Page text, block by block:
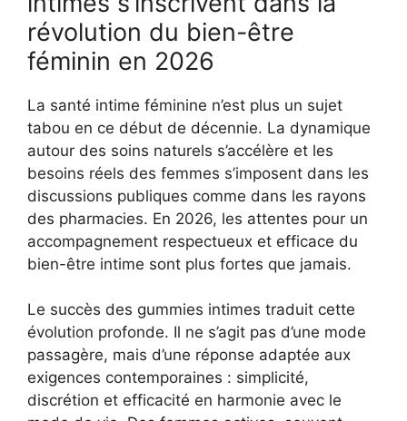
révolution du bien-être
féminin en 2026
La santé intime féminine n’est plus un sujet
tabou en ce début de décennie. La dynamique
autour des soins naturels s’accélère et les
besoins réels des femmes s’imposent dans les
discussions publiques comme dans les rayons
des pharmacies. En 2026, les attentes pour un
accompagnement respectueux et efficace du
bien-être intime sont plus fortes que jamais.
Le succès des gummies intimes traduit cette
évolution profonde. Il ne s’agit pas d’une mode
passagère, mais d’une réponse adaptée aux
exigences contemporaines : simplicité,
discrétion et efficacité en harmonie avec le